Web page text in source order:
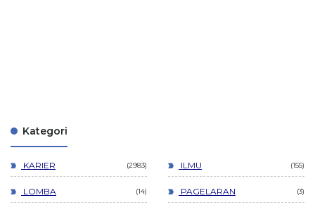
Kategori
KARIER 2983 ILMU 155
LOMBA 14 PAGELARAN 3